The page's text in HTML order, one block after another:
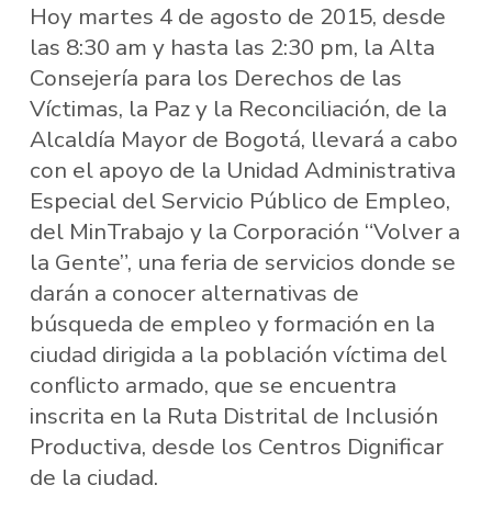
Hoy martes 4 de agosto de 2015, desde
las 8:30 am y hasta las 2:30 pm, la Alta
Consejería para los Derechos de las
Víctimas, la Paz y la Reconciliación, de la
Alcaldía Mayor de Bogotá, llevará a cabo
con el apoyo de la Unidad Administrativa
Especial del Servicio Público de Empleo,
del MinTrabajo y la Corporación “Volver a
la Gente”, una feria de servicios donde se
darán a conocer alternativas de
búsqueda de empleo y formación en la
ciudad dirigida a la población víctima del
conflicto armado, que se encuentra
inscrita en la Ruta Distrital de Inclusión
Productiva, desde los Centros Dignificar
de la ciudad.